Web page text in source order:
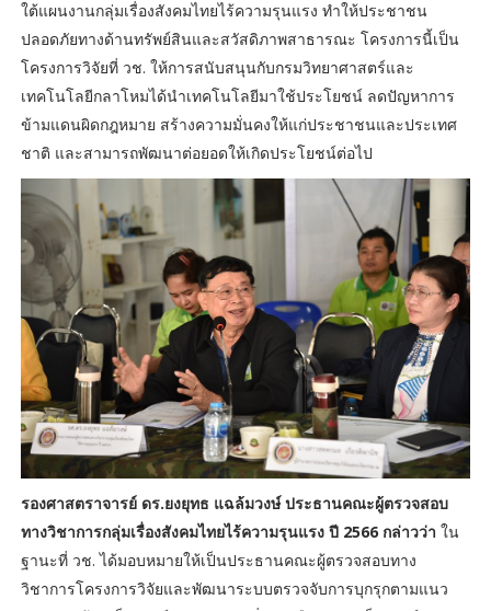
ใต้แผนงานกลุ่มเรื่องสังคมไทยไร้ความรุนแรง ทำให้ประชาชน
ปลอดภัยทางด้านทรัพย์สินและสวัสดิภาพสาธารณะ โครงการนี้เป็น
โครงการวิจัยที่ วช. ให้การสนับสนุนกับกรมวิทยาศาสตร์และ
เทคโนโลยีกลาโหมได้นำเทคโนโลยีมาใช้ประโยชน์ ลดปัญหาการ
ข้ามแดนผิดกฎหมาย สร้างความมั่นคงให้แก่ประชาชนและประเทศ
ชาติ และสามารถพัฒนาต่อยอดให้เกิดประโยชน์ต่อไป
รองศาสตราจารย์ ดร.ยงยุทธ แฉล้มวงษ์ ประธานคณะผู้ตรวจสอบ
ทางวิชาการกลุ่มเรื่องสังคมไทยไร้ความรุนแรง ปี 2566 กล่าวว่า ใน
ฐานะที่ วช. ได้มอบหมายให้เป็นประธานคณะผู้ตรวจสอบทาง
วิชาการโครงการวิจัยและพัฒนาระบบตรวจจับการบุกรุกตามแนว